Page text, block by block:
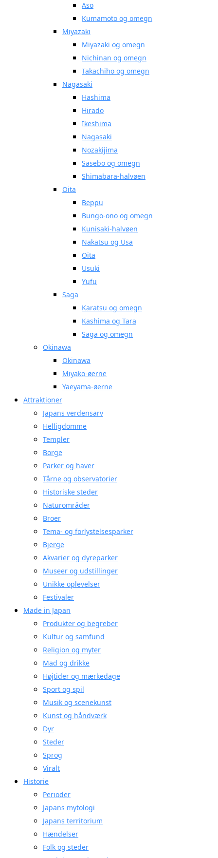
Aso
Kumamoto og omegn
Miyazaki
Miyazaki og omegn
Nichinan og omegn
Takachiho og omegn
Nagasaki
Hashima
Hirado
Ikeshima
Nagasaki
Nozakijima
Sasebo og omegn
Shimabara-halvøen
Oita
Beppu
Bungo-ono og omegn
Kunisaki-halvøen
Nakatsu og Usa
Oita
Usuki
Yufu
Saga
Karatsu og omegn
Kashima og Tara
Saga og omegn
Okinawa
Okinawa
Miyako-øerne
Yaeyama-øerne
Attraktioner
Japans verdensarv
Helligdomme
Templer
Borge
Parker og haver
Tårne og observatorier
Historiske steder
Naturområder
Broer
Tema- og forlystelsesparker
Bjerge
Akvarier og dyreparker
Museer og udstillinger
Unikke oplevelser
Festivaler
Made in Japan
Produkter og begreber
Kultur og samfund
Religion og myter
Mad og drikke
Højtider og mærkedage
Sport og spil
Musik og scenekunst
Kunst og håndværk
Dyr
Steder
Sprog
Viralt
Historie
Perioder
Japans mytologi
Japans territorium
Hændelser
Folk og steder